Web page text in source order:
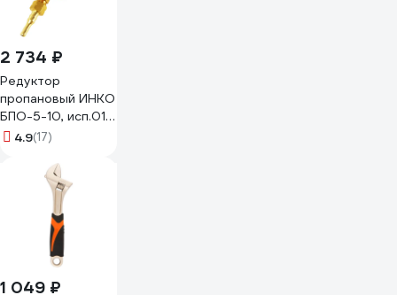
2 734 ₽
Редуктор
пропановый ИНКО
БПО-5-10, исп.01
БПО5-01
00000026881
4.9(17)
1 049 ₽